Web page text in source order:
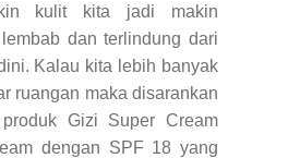
kulit kita jadi makin
dan terlindung dari
Kalau kita lebih banyak
ruangan maka disarankan
Gizi Super Cream
dengan SPF 18 yang